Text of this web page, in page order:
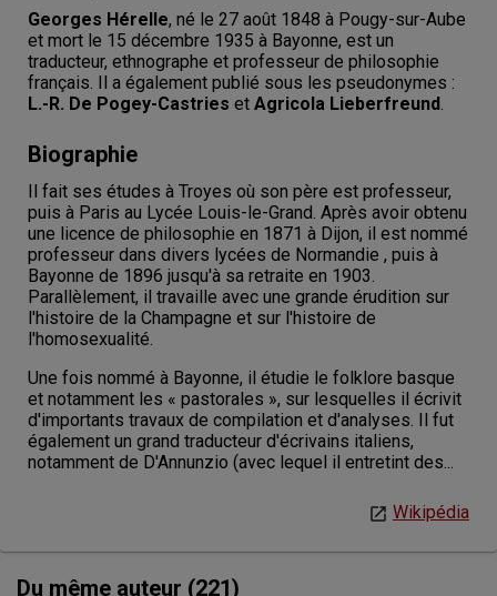
Georges Hérelle, né le 27 août 1848 à Pougy-sur-Aube
et mort le 15 décembre 1935 à Bayonne, est un
traducteur, ethnographe et professeur de philosophie
français. Il a également publié sous les pseudonymes :
L.-R. De Pogey-Castries et Agricola Lieberfreund.
Biographie
Il fait ses études à Troyes où son père est professeur,
puis à Paris au Lycée Louis-le-Grand. Après avoir obtenu
une licence de philosophie en 1871 à Dijon, il est nommé
professeur dans divers lycées de Normandie , puis à
Bayonne de 1896 jusqu'à sa retraite en 1903.
Parallèlement, il travaille avec une grande érudition sur
l'histoire de la Champagne et sur l'histoire de
l'homosexualité.
Une fois nommé à Bayonne, il étudie le folklore basque
et notamment les « pastorales », sur lesquelles il écrivit
d'importants travaux de compilation et d'analyses. Il fut
également un grand traducteur d'écrivains italiens,
notamment de D'Annunzio (avec lequel il entretint des...
Wikipédia
Du même auteur (221)